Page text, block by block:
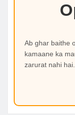
Ab ghar baithe
kamaane ka
zarurat nahi